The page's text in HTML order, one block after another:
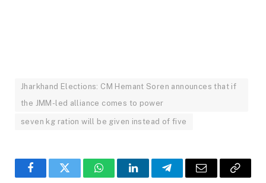
Jharkhand Elections: CM Hemant Soren announces that if
the JMM-led alliance comes to power
seven kg ration will be given instead of five
FacebookTwitter WhatsAppLinkedInTelegramEmail
Copy